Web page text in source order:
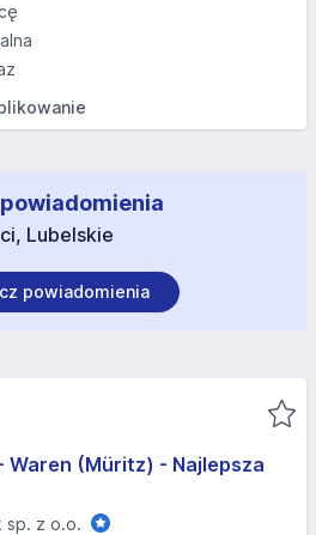
Lubelskie
powiadomienia
Waren (Müritz) - Najlepsza
sp. z o.o.